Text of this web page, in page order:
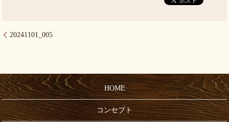
20241101_005
HOME
コンセプト